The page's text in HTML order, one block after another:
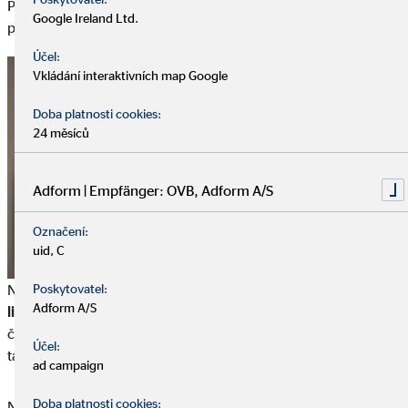
Pokud dáváte přednost ručnímu zapisování, můžete použít
prázdný zápisník nebo si kreslit do svých finančních tabulek.
Na počítači je nejlepší si vytvořit
listy. Výhodou digitální tabulky je, že vám pomůže počítat
částky automaticky nebo vytvářet diagramy. Poskytuje vám
také téměř nekonečnou flexibilitu.
Google Ireland Ltd.
Účel:
Vkládání interaktivních map Google
Doba platnosti cookies:
24 měsíců
Adform | Empfänger: OVB, Adform A/S
Označení:
uid, C
Poskytovatel:
Adform A/S
Účel:
ad campaign
Doba platnosti cookies: